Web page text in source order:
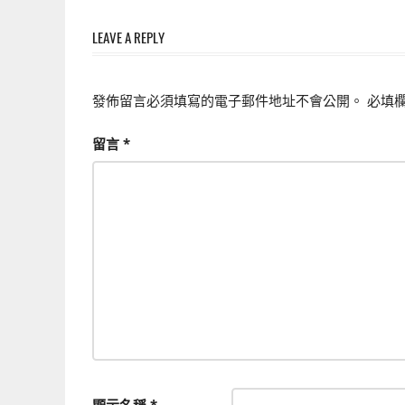
導
覽
LEAVE A REPLY
發佈留言必須填寫的電子郵件地址不會公開。 必填
留言 *